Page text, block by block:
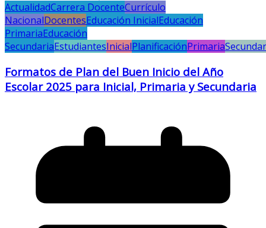
ActualidadCarrera DocenteCurrículo
NacionalDocentesEducación InicialEducación
PrimariaEducación
SecundariaEstudiantesInicialPlanificaciónPrimaria
Formatos de Plan del Buen Inicio del Año
Escolar 2025 para Inicial, Primaria y Secundaria